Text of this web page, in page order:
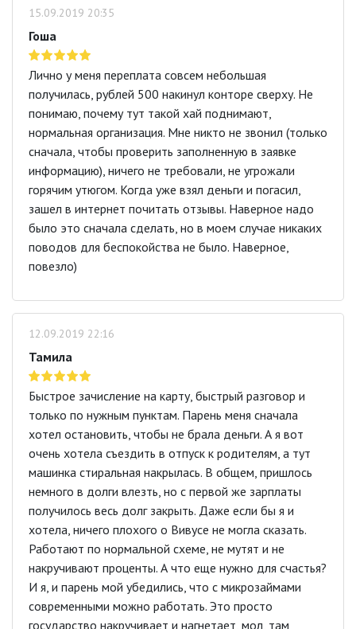
15.09.2019 20:35
Гоша
Лично у меня переплата совсем небольшая
получилась, рублей 500 накинул конторе сверху. Не
понимаю, почему тут такой хай поднимают,
нормальная организация. Мне никто не звонил (только
сначала, чтобы проверить заполненную в заявке
информацию), ничего не требовали, не угрожали
горячим утюгом. Когда уже взял деньги и погасил,
зашел в интернет почитать отзывы. Наверное надо
было это сначала сделать, но в моем случае никаких
поводов для беспокойства не было. Наверное,
повезло)
12.09.2019 22:16
Тамила
Быстрое зачисление на карту, быстрый разговор и
только по нужным пунктам. Парень меня сначала
хотел остановить, чтобы не брала деньги. А я вот
очень хотела съездить в отпуск к родителям, а тут
машинка стиральная накрылась. В общем, пришлось
немного в долги влезть, но с первой же зарплаты
получилось весь долг закрыть. Даже если бы я и
хотела, ничего плохого о Вивусе не могла сказать.
Работают по нормальной схеме, не мутят и не
накручивают проценты. А что еще нужно для счастья?
И я, и парень мой убедились, что с микрозаймами
современными можно работать. Это просто
государство накручивает и нагнетает, мол, там